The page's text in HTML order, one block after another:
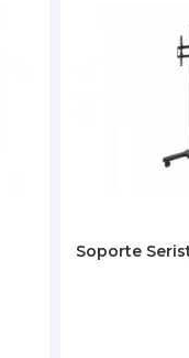
Soporte